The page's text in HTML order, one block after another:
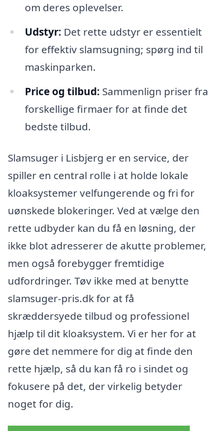
om deres oplevelser.
Udstyr: Det rette udstyr er essentielt
for effektiv slamsugning; spørg ind til
maskinparken.
Price og tilbud: Sammenlign priser fra
forskellige firmaer for at finde det
bedste tilbud.
Slamsuger i Lisbjerg er en service, der
spiller en central rolle i at holde lokale
kloaksystemer velfungerende og fri for
uønskede blokeringer. Ved at vælge den
rette udbyder kan du få en løsning, der
ikke blot adresserer de akutte problemer,
men også forebygger fremtidige
udfordringer. Tøv ikke med at benytte
slamsuger-pris.dk for at få
skræddersyede tilbud og professionel
hjælp til dit kloaksystem. Vi er her for at
gøre det nemmere for dig at finde den
rette hjælp, så du kan få ro i sindet og
fokusere på det, der virkelig betyder
noget for dig.